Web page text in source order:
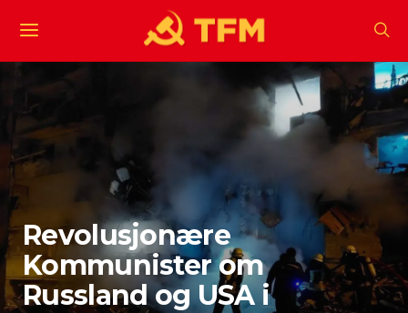
Revolusjonære
Kommunister om
Russland og USA i